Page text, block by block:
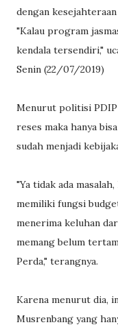
dengan
"Kalau program
kendala tersendiri,"
Senin (22/07/2019)
Menurut politisi PDIP
reses maka hanya
sudah menjadi
"Ya tidak ada
memiliki fungsi
menerima keluhan
memang belum
Perda," terangnya.
Karena menurut dia,
Musrenbang yang